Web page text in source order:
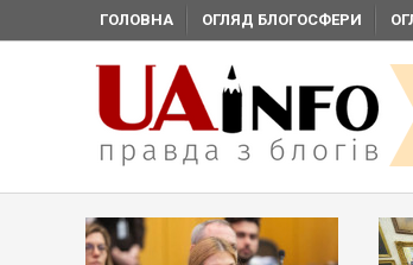
ГОЛОВНА ОГЛЯД БЛОГОСФЕРИ